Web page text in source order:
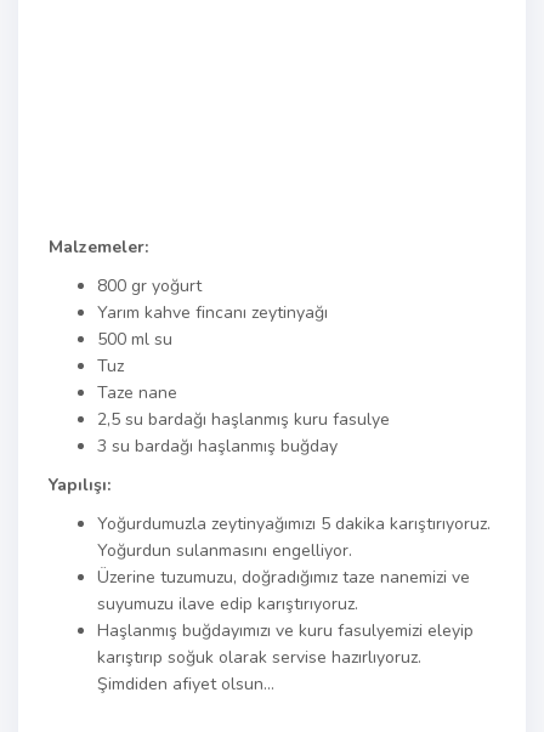
Malzemeler:
800 gr yoğurt
Yarım kahve fincanı zeytinyağı
500 ml su
Tuz
Taze nane
2,5 su bardağı haşlanmış kuru fasulye
3 su bardağı haşlanmış buğday
Yapılışı:
Yoğurdumuzla zeytinyağımızı 5 dakika karıştırıyoruz.
Yoğurdun sulanmasını engelliyor.
Üzerine tuzumuzu, doğradığımız taze nanemizi ve
suyumuzu ilave edip karıştırıyoruz.
Haşlanmış buğdayımızı ve kuru fasulyemizi eleyip
karıştırıp soğuk olarak servise hazırlıyoruz.
Şimdiden afiyet olsun…